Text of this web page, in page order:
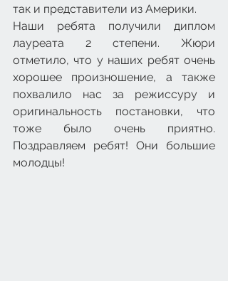
так и представители из Америки.
Наши ребята получили диплом
лауреата 2 степени. Жюри
отметило, что у наших ребят очень
хорошее произношение, а также
похвалило нас за режиссуру и
оригинальность постановки, что
тоже было очень приятно.
Поздравляем ребят! Они большие
молодцы!